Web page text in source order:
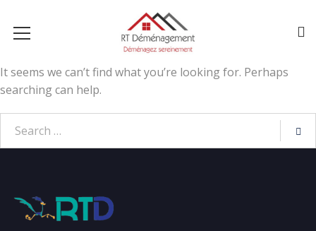
It seems we can’t find what you’re looking for. Perhaps
searching can help.